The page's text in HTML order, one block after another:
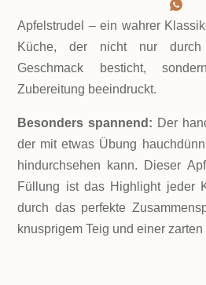
Apfelstrudel – ein wahrer
Küche, der nicht nur durch
Geschmack besticht,
Zubereitung beeindruckt.
Besonders spannend: Der
der mit etwas Übung
hindurchsehen kann. Dieser
Füllung ist das Highlight jeder
durch das perfekte
knusprigem Teig und einer zarten